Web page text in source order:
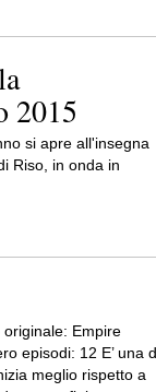
2015
si apre all'insegna
Riso, in onda in
Empire
episodi: 12 E’ una
meglio rispetto a